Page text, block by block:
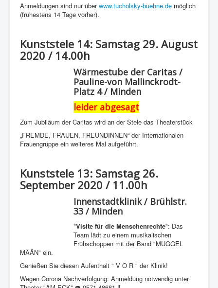
Anmeldungen sind nur überwww.tucholsky-buehne.de möglich
(frühestens 14 Tage vorher).
Kunststele 14: Samstag 29. August
2020 / 14.00h
Wärmestube der Caritas /
Pauline-von Mallinckrodt-
Platz 4 / Minden
leider abgesagt
Zum Jubiläum der Caritas wird an der Stele das Theaterstück
„FREMDE, FRAUEN, FREUNDINNEN“ der Internationalen
Frauengruppe ein weiteres Mal aufgeführt.
Kunststele 13: Samstag 26.
September 2020 / 11.00h
Innenstadtklinik / Brühlstr.
33 / Minden
"Visite für die Menschenrechte": Das
Team lädt zu einem musikalischen
Frühschoppen mit der Band "MUGGEL
MÄÄN" ein.
Genießen Sie diesen Aufenthalt " V O R " der Klinik!
Wegen Corona Nachverfolgung: Anmeldung notwendig unter